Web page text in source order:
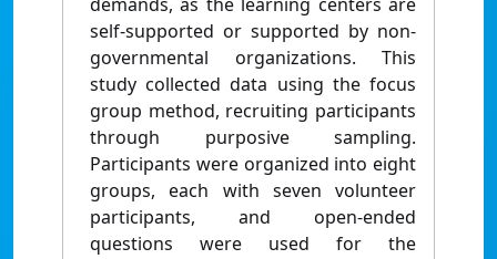
self-supported or supported by non-
governmental organizations. This
study collected data using the focus
group method, recruiting participants
through purposive sampling.
Participants were organized into eight
groups, each with seven volunteer
participants, and open-ended
questions were used for the